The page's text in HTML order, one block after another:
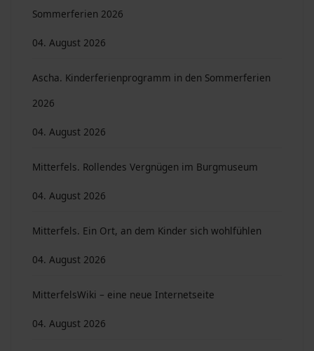
Sommerferien 2026
04. August 2026
Ascha. Kinderferienprogramm in den Sommerferien
2026
04. August 2026
Mitterfels. Rollendes Vergnügen im Burgmuseum
04. August 2026
Mitterfels. Ein Ort, an dem Kinder sich wohlfühlen
04. August 2026
MitterfelsWiki – eine neue Internetseite
04. August 2026